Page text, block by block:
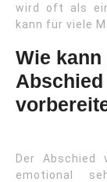
wird oft als
kann für viele
Wie
Der Abschied
emotional